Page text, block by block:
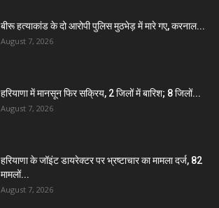
बीरू हत्याकांड के दो आरोपी पुलिस मुठभेड़ में मारे गए, करनाल...
August 7, 2026
हरियाणा में मानसून फिर सक्रिय, 2 जिलों में बारिश; 8 जिलों...
August 7, 2026
हरियाणा के जॉइंट डायरेक्टर पर भ्रष्टाचार का मामला दर्ज, 82
मामलों...
August 7, 2026